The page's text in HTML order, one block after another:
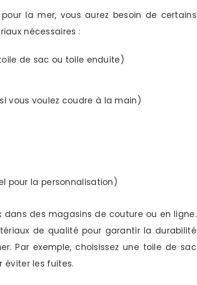
la mer, vous aurez besoin de certains
nécessaires :
de sac ou toile enduite)
vous voulez coudre à la main)
pour la personnalisation)
dans des magasins de couture ou en ligne.
de qualité pour garantir la durabilité
Par exemple, choisissez une toile de sac
éviter les fuites.